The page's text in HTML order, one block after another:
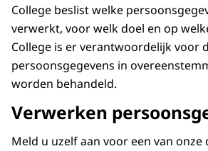
College beslist welke
verwerkt, voor welk doel en op
College is er verantwoordelijk voor
persoonsgegevens in
worden behandeld.
Verwerken
Meld u uzelf aan voor een van onze